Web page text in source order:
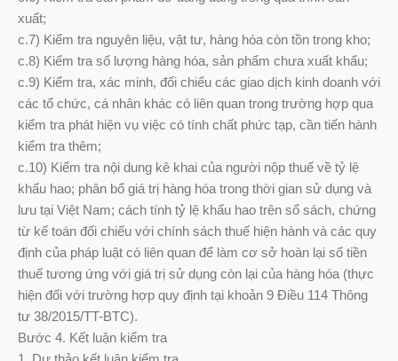
xuất;
c.7) Kiểm tra nguyên liệu, vật tư, hàng hóa còn tồn trong kho;
c.8) Kiểm tra số lượng hàng hóa, sản phẩm chưa xuất khẩu;
c.9) Kiểm tra, xác minh, đối chiếu các giao dịch kinh doanh với
các tổ chức, cá nhân khác có liên quan trong trường hợp qua
kiểm tra phát hiện vụ việc có tính chất phức tạp, cần tiến hành
kiểm tra thêm;
c.10) Kiểm tra nội dung kê khai của người nộp thuế về tỷ lệ
khấu hao; phân bổ giá trị hàng hóa trong thời gian sử dụng và
lưu tại Việt Nam; cách tính tỷ lệ khấu hao trên sổ sách, chứng
từ kế toán đối chiếu với chính sách thuế hiện hành và các quy
định của pháp luật có liên quan để làm cơ sở hoàn lại số tiền
thuế tương ứng với giá trị sử dụng còn lại của hàng hóa (thực
hiện đối với trường hợp quy định tại khoản 9 Điều 114 Thông
tư 38/2015/TT-BTC).
Bước 4. Kết luận kiểm tra